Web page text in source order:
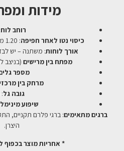
מידות
רוחב לוח
כיסוי נטו לאחר חפיפה: 1.20 מ’ (חפיפה מינימלית של גל אחד)
אורך לוחות: משתנה – יש
מפתח בין מרישים (בניצב
מספר
מרחק בין
גובה גל: 1.6 ס”מ
שיפוע
ברגים מתאימים: ברגי פלרם תקניים,
היצרן.
* אחריות מוצר בכפוף